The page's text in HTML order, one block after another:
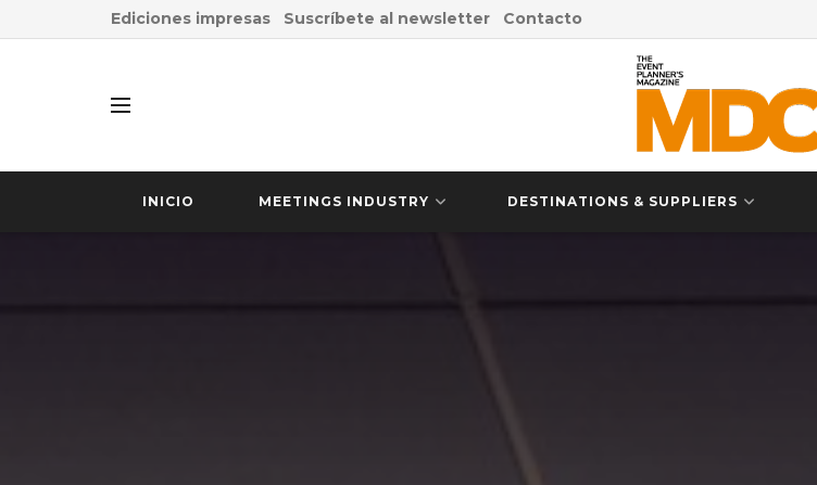
Ediciones impresas Suscríbete al newsletter Contacto
INICIO MEETINGS INDUSTRY DESTINATIONS & SUPPLIERS